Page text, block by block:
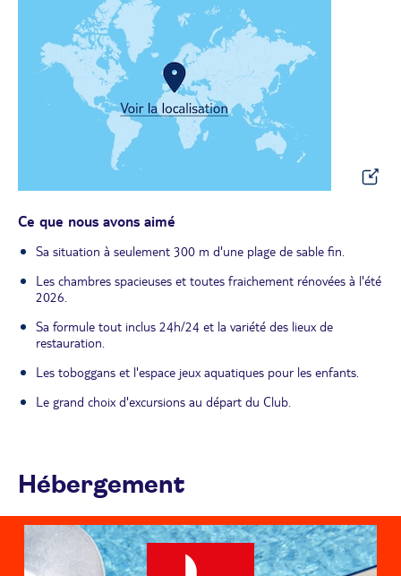
Ce que nous avons aimé
Sa situation à seulement 300 m d'une plage de sable fin.
Les chambres spacieuses et toutes fraichement rénovées à l'été
2026.
Sa formule tout inclus 24h/24 et la variété des lieux de
restauration.
Les toboggans et l'espace jeux aquatiques pour les enfants.
Le grand choix d'excursions au départ du Club.
Hébergement